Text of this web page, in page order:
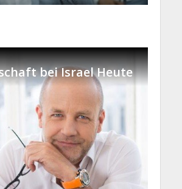
bei Israel Heute